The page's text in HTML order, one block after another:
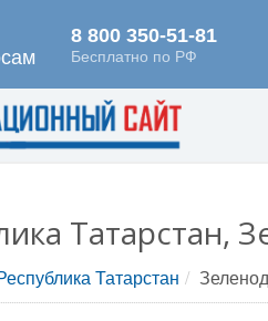
Татарстан,
Татарстан